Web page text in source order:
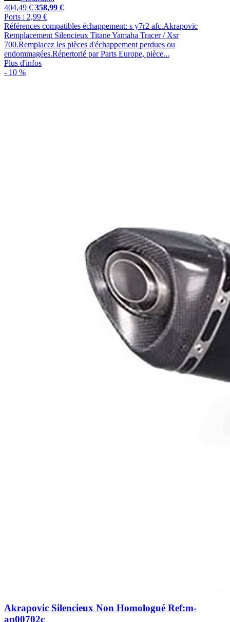
404,49 € 358,99 €
Ports : 2,99 €
Références compatibles échappement: s y7r2 afc.Akrapovic
Remplacement Silencieux Titane Yamaha Tracer / Xsr
700.Remplacez les pièces d'échappement perdues ou
endommagées.Répertorié par Parts Europe, pièce...
Plus d'infos
- 10 %
Akrapovic Silencieux Non Homologué Ref:m-
ap00702c